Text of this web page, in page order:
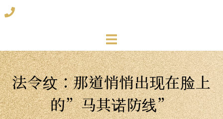
法令纹：那道悄悄出现在脸上
的”马其诺防线”